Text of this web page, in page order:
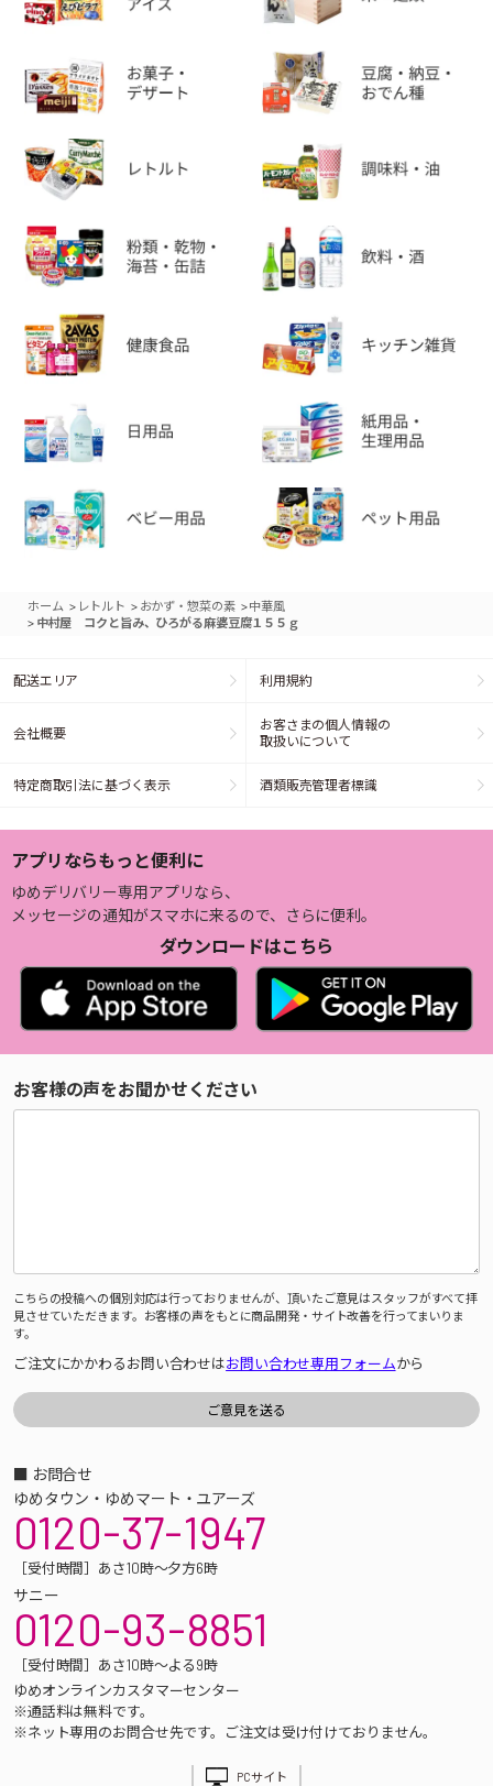
ホーム > レトルト > おかず・惣菜の素 >中華風
> 中村屋 コクと旨み、ひろがる麻婆豆腐１５５ｇ
配送エリア 利用規約
会社概要
お客さまの個人情報の
取扱いについて
特定商取引法に基づく表示 酒類販売管理者標識
アプリならもっと便利に
ゆめデリバリー専用アプリなら、
メッセージの通知がスマホに来るので、さらに便利。
ダウンロードはこちら
お客様の声をお聞かせください
こちらの投稿への個別対応は行っておりませんが、頂いたご意見はスタッフがすべて拝
見させていただきます。お客様の声をもとに商品開発・サイト改善を行ってまいりま
す。
ご注文にかかわるお問い合わせはお問い合わせ専用フォームから
■ お問合せ
ゆめタウン・ゆめマート・ユアーズ
0120-37-1947
［受付時間］あさ10時～夕方6時
サニー
0120-93-8851
［受付時間］あさ10時～よる9時
ゆめオンラインカスタマーセンター
※通話料は無料です。
※ネット専用のお問合せ先です。ご注文は受け付けておりません。
PCサイト